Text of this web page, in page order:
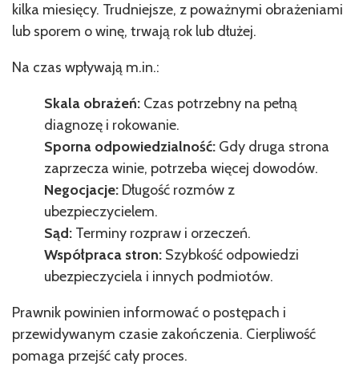
kilka miesięcy. Trudniejsze, z poważnymi obrażeniami
lub sporem o winę, trwają rok lub dłużej.
Na czas wpływają m.in.:
Skala obrażeń: Czas potrzebny na pełną
diagnozę i rokowanie.
Sporna odpowiedzialność: Gdy druga strona
zaprzecza winie, potrzeba więcej dowodów.
Negocjacje: Długość rozmów z
ubezpieczycielem.
Sąd: Terminy rozpraw i orzeczeń.
Współpraca stron: Szybkość odpowiedzi
ubezpieczyciela i innych podmiotów.
Prawnik powinien informować o postępach i
przewidywanym czasie zakończenia. Cierpliwość
pomaga przejść cały proces.